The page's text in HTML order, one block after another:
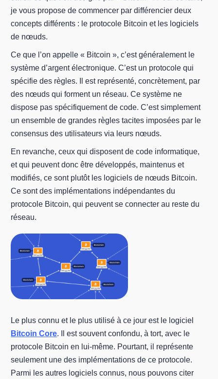
je vous propose de commencer par différencier deux
concepts différents : le protocole Bitcoin et les logiciels
de nœuds.
Ce que l’on appelle « Bitcoin », c’est généralement le
système d’argent électronique. C’est un protocole qui
spécifie des règles. Il est représenté, concrètement, par
des nœuds qui forment un réseau. Ce système ne
dispose pas spécifiquement de code. C’est simplement
un ensemble de grandes règles tacites imposées par le
consensus des utilisateurs via leurs nœuds.
En revanche, ceux qui disposent de code informatique,
et qui peuvent donc être développés, maintenus et
modifiés, ce sont plutôt les logiciels de nœuds Bitcoin.
Ce sont des implémentations indépendantes du
protocole Bitcoin, qui peuvent se connecter au reste du
réseau.
Le plus connu et le plus utilisé à ce jour est le logiciel
Bitcoin Core. Il est souvent confondu, à tort, avec le
protocole Bitcoin en lui-même. Pourtant, il représente
seulement une des implémentations de ce protocole.
Parmi les autres logiciels connus, nous pouvons citer